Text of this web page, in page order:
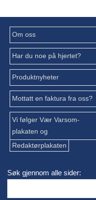
Om oss
Har du noe på hjertet?
Produktnyheter
Mottatt en faktura fra oss?
Vi følger Vær Varsom-
plakaten og
Redaktørplakaten
Søk gjennom alle sider: